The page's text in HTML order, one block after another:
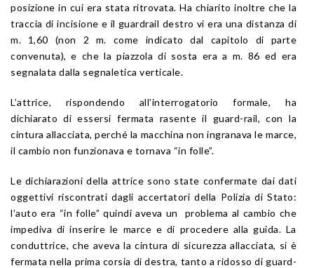
posizione in cui era stata ritrovata. Ha chiarito inoltre che la
traccia di incisione e il guardrail destro vi era una distanza di
m. 1,60 (non 2 m. come indicato dal capitolo di parte
convenuta), e che la piazzola di sosta era a m. 86 ed era
segnalata dalla segnaletica verticale.
L’attrice, rispondendo all’interrogatorio formale, ha
dichiarato di essersi fermata rasente il guard-rail, con la
cintura allacciata, perché la macchina non ingranava le marce,
il cambio non funzionava e tornava “in folle”.
Le dichiarazioni della attrice sono state confermate dai dati
oggettivi riscontrati dagli accertatori della Polizia di Stato:
l’auto era “in folle” quindi aveva un problema al cambio che
impediva di inserire le marce e di procedere alla guida. La
conduttrice, che aveva la cintura di sicurezza allacciata, si è
fermata nella prima corsia di destra, tanto a ridosso di guard-